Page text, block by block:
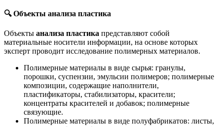
🔍Объекты анализа пластика
Объекты анализа пластика представляют собой
материальные носители информации, на основе которых
эксперт проводит исследование полимерных материалов.
Полимерные материалы в виде сырья: гранулы,
порошки, суспензии, эмульсии полимеров; полимерные
композиции, содержащие наполнители,
пластификаторы, стабилизаторы, красители;
концентраты красителей и добавок; полимерные
связующие.
Полимерные материалы в виде полуфабрикатов: листы,